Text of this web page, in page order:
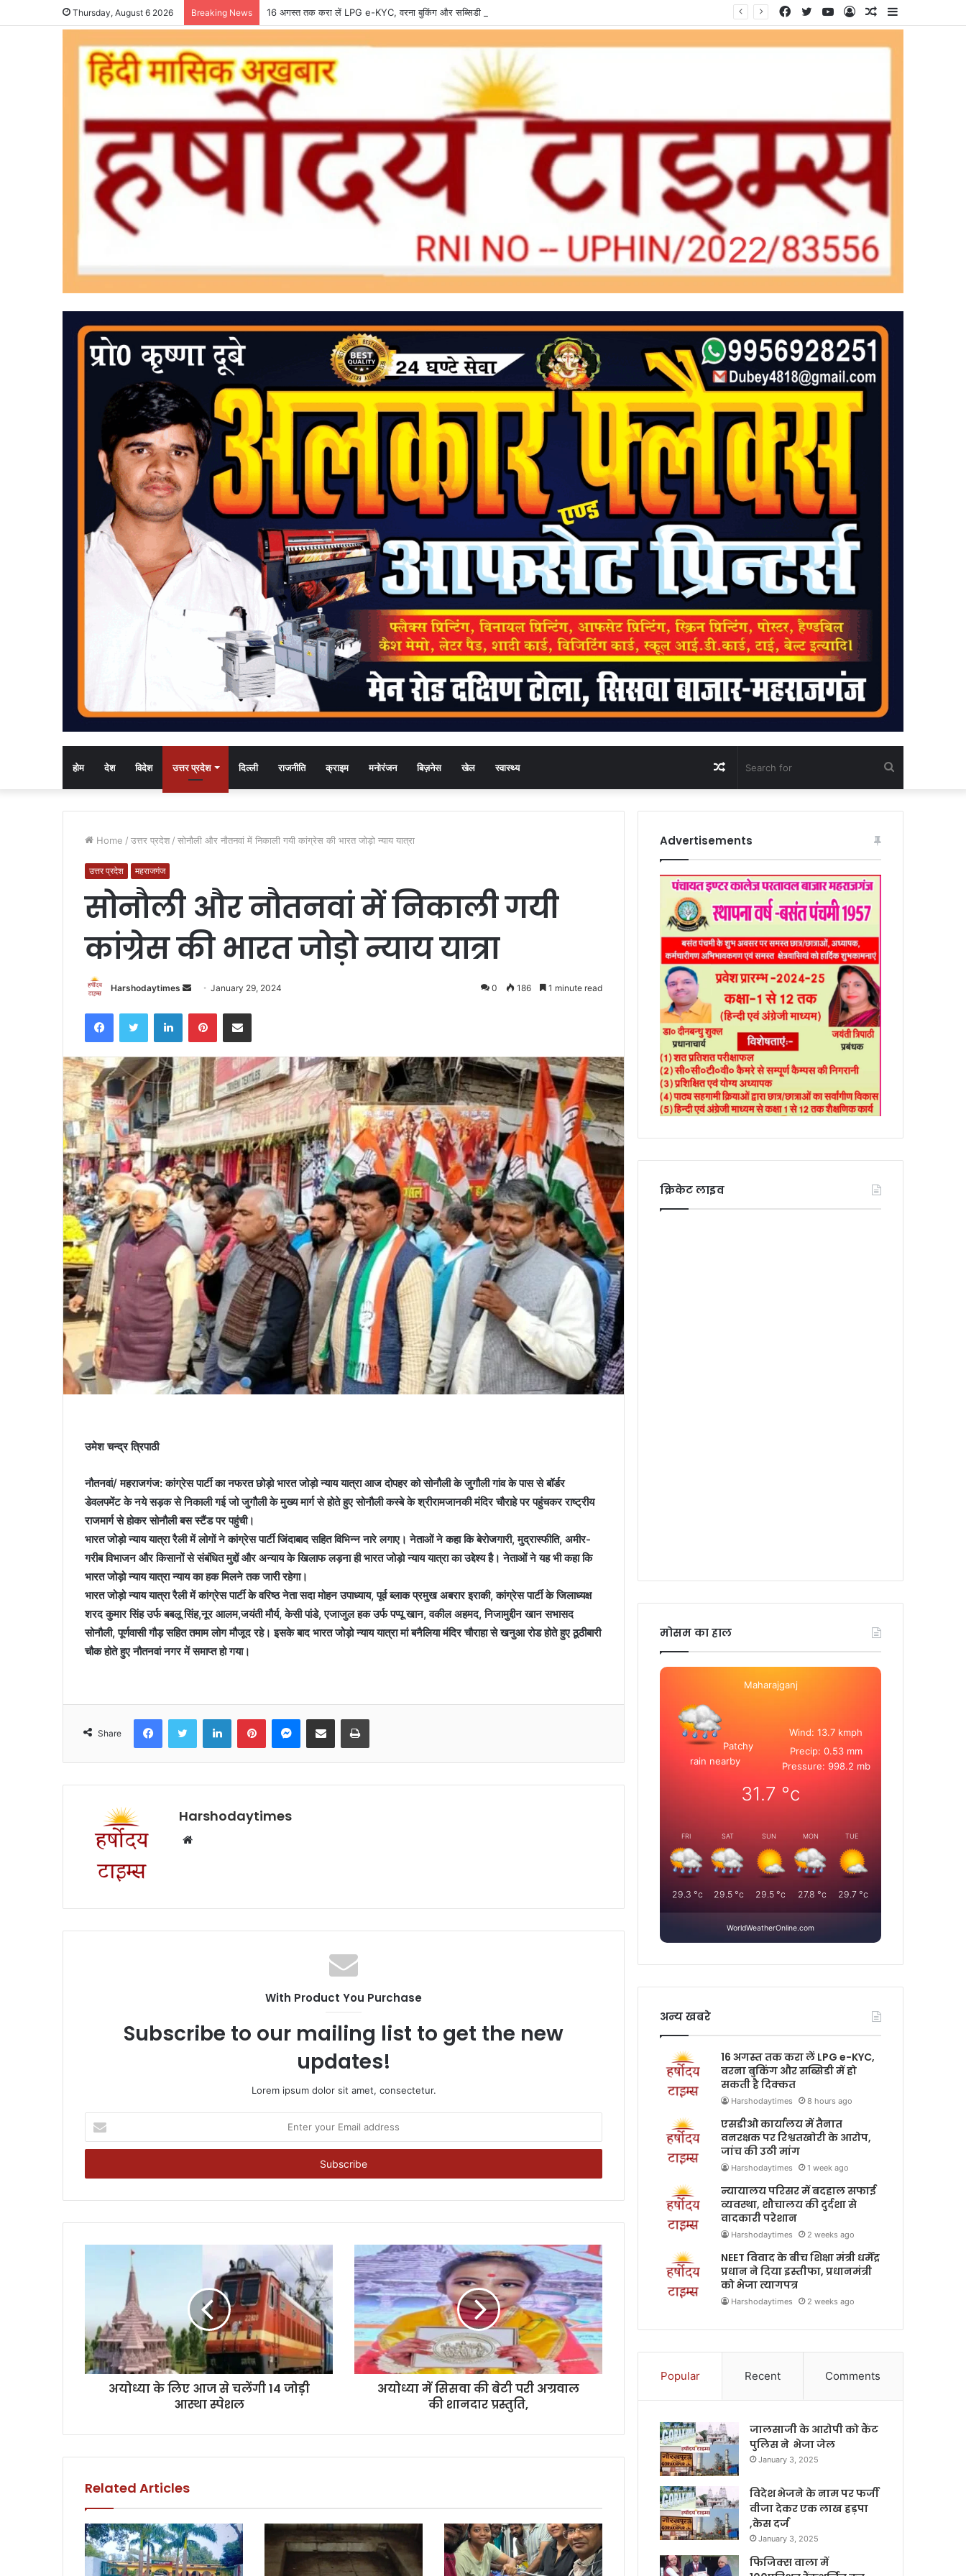
Thursday, August 6 2026 Breaking News 16 अगस्त तक करा लें LPG e-KYC, वरना बुकिंग और सब्सिडी में हो सकती है दिक्कत Sidebar
Random
Log
YouTube
Twitter
Facebook
होम देश विदेश उत्तर प्रदेश दिल्ली राजनीति क्राइम मनोरंजन बिज़नेस खेल स्वास्थ्य
for
Random
Article
Home / उत्तर प्रदेश / सोनौली और नौतनवां में निकाली गयी कांग्रेस की भारत जोड़ो न्याय यात्रा
उत्तर प्रदेश महराजगंज
सोनौली और नौतनवां में निकाली गयी
कांग्रेस की भारत जोड़ो न्याय यात्रा
Harshodaytimes
Send
email
January 29, 2024 0 186 1 minute read
FacebookTwitter LinkedInPinterestShare via Email
उमेश चन्द्र त्रिपाठी
नौतनवां/ महराजगंज: कांग्रेस पार्टी का नफरत छोड़ो भारत जोड़ो न्याय यात्रा आज दोपहर को सोनौली के जुगौली गांव के पास से बॉर्डर
डेवलपमेंट के नये सड़क से निकाली गई जो जुगौली के मुख्य मार्ग से होते हुए सोनौली कस्बे के श्रीरामजानकी मंदिर चौराहे पर पहुंचकर राष्ट्रीय
राजमार्ग से होकर सोनौली बस स्टैंड पर पहुंची।
भारत जोड़ो न्याय यात्रा रैली में लोगों ने कांग्रेस पार्टी जिंदाबाद सहित विभिन्न नारे लगाए। नेताओं ने कहा कि बेरोजगारी, मुद्रास्फीति, अमीर-
गरीब विभाजन और किसानों से संबंधित मुद्दों और अन्याय के खिलाफ लड़ना ही भारत जोड़ो न्याय यात्रा का उद्देश्य है। नेताओं ने यह भी कहा कि
भारत जोड़ो न्याय यात्रा न्याय का हक मिलने तक जारी रहेगा।
भारत जोड़ो न्याय यात्रा रैली में कांग्रेस पार्टी के वरिष्ठ नेता सदा मोहन उपाध्याय, पूर्व ब्लाक प्रमुख अबरार इराकी, कांग्रेस पार्टी के जिलाध्यक्ष
शरद कुमार सिंह उर्फ बबलू सिंह,नूर आलम,जयंती मौर्य, केसी पांडे, एजाजुल हक उर्फ पप्पू खान, वकील अहमद, निजामुद्दीन खान सभासद
सोनौली, पूर्णवासी गौड़ सहित तमाम लोग मौजूद रहे। इसके बाद भारत जोड़ो न्याय यात्रा मां बनैलिया मंदिर चौराहा से खनुआ रोड होते हुए ठूठीबारी
चौक होते हुए नौतनवां नगर में समाप्त हो गया।
Share
FacebookTwitter LinkedInPinterestMessenger
Share via Email Print
Harshodaytimes
Website
With Product You Purchase
Subscribe to our mailing list to get the new
updates!
Lorem ipsum dolor sit amet, consectetur.
your
Email
अयोध्या के लिए आज से चलेंगी 14 जोड़ी
आस्था स्पेशल
अयोध्या में सिसवा की बेटी परी अग्रवाल
की शानदार प्रस्तुति,
Related Articles
Advertisements
क्रिकेट लाइव
मोसम का हाल
Maharajganj
Patchy
rain nearby
Wind: 13.7 kmph
Precip: 0.53 mm
Pressure: 998.2 mb
31.7 °c
FRI
29.3 °c
SAT
29.5 °c
SUN
29.5°c
MON
27.8 °c
TUE
29.7 °c
WorldWeatherOnline.com
अन्य खबरे
16 अगस्त तक करा लें LPG e-KYC,
वरना बुकिंग और सब्सिडी में हो
सकती है दिक्कत
Harshodaytimes 8 hours ago
एसडीओ कार्यालय में तैनात
वनरक्षक पर रिश्वतखोरी के आरोप,
जांच की उठी मांग
Harshodaytimes 1 week ago
न्यायालय परिसर में बदहाल सफाई
व्यवस्था, शौचालय की दुर्दशा से
वादकारी परेशान
Harshodaytimes 2 weeks ago
NEET विवाद के बीच शिक्षा मंत्री धर्मेंद्र
प्रधान ने दिया इस्तीफा, प्रधानमंत्री
को भेजा त्यागपत्र
Harshodaytimes 2 weeks ago
Popular Recent Comments
जालसाजी के आरोपी को कैंट
पुलिस ने भेजा जेल
January 3, 2025
विदेश भेजने के नाम पर फर्जी
वीजा देकर एक लाख हड़पा
,केस दर्ज
January 3, 2025
फिजिक्स वाला में